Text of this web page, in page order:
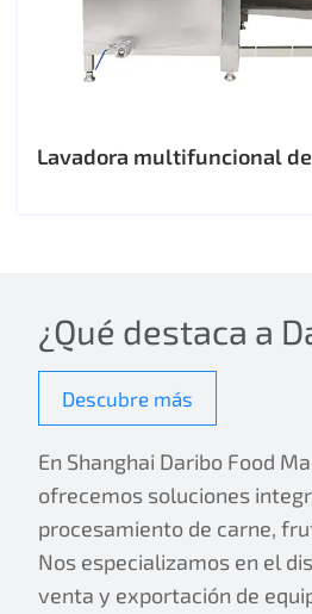
Lavadora multifuncional
¿Qué destaca a
Descubre más
En Shanghai Daribo Food
ofrecemos soluciones
procesamiento de carne,
Nos especializamos en el
venta y exportación de